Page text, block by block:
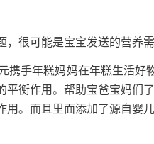
很可能是宝宝发送的营养需
手年糕妈妈在年糕生活好
衡作用。帮助宝爸宝妈们
。而且里面添加了源自婴